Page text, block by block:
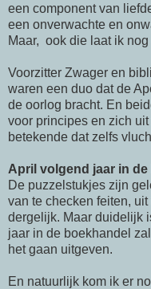
een component van
een onverwachte en
Maar, ook die laat ik
Voorzitter Zwager en
waren een duo dat de
de oorlog bracht. En
voor principes en zich
betekende dat zelfs
April volgend jaar in de
De puzzelstukjes zijn
van te checken feiten,
dergelijk. Maar duidelijk
jaar in de boekhandel
het gaan uitgeven.
En natuurlijk kom ik er